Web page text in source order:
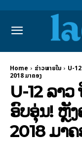
Home ຂ່າວພາຍ​ໃນ
U-
2018 ມາຄອງ
U-12 ລາ
ອົບອຸ່ນ! ຫຼັ
2018 ມາຄ